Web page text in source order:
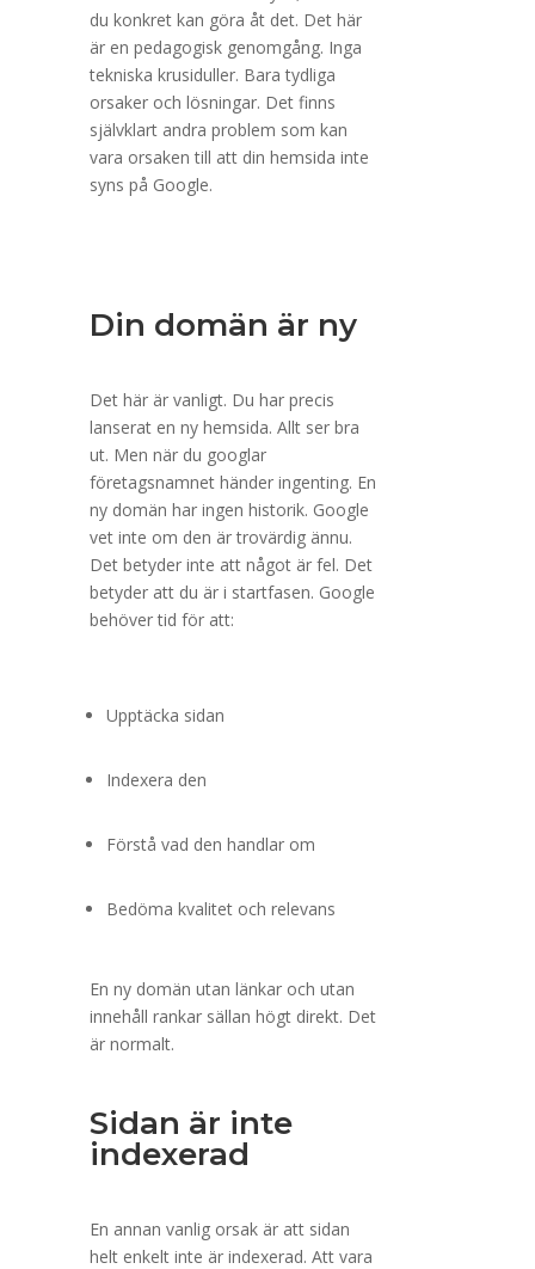
du konkret kan göra åt det. Det här
är en pedagogisk genomgång. Inga
tekniska krusiduller. Bara tydliga
orsaker och lösningar. Det finns
självklart andra problem som kan
vara orsaken till att din hemsida inte
syns på Google.
Din domän är ny
Det här är vanligt. Du har precis
lanserat en ny hemsida. Allt ser bra
ut. Men när du googlar
företagsnamnet händer ingenting. En
ny domän har ingen historik. Google
vet inte om den är trovärdig ännu.
Det betyder inte att något är fel. Det
betyder att du är i startfasen. Google
behöver tid för att:
Upptäcka sidan
Indexera den
Förstå vad den handlar om
Bedöma kvalitet och relevans
En ny domän utan länkar och utan
innehåll rankar sällan högt direkt. Det
är normalt.
Sidan är inte
indexerad
En annan vanlig orsak är att sidan
helt enkelt inte är indexerad. Att vara